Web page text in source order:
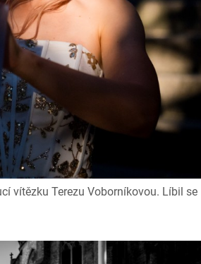
vítězku Terezu Voborníkovou. Líbil se